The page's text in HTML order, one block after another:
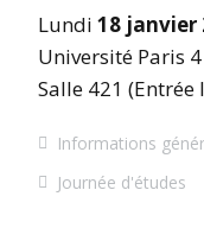
Lundi 18 janvier
Université Paris
Salle 421
Informations
Journée d'études